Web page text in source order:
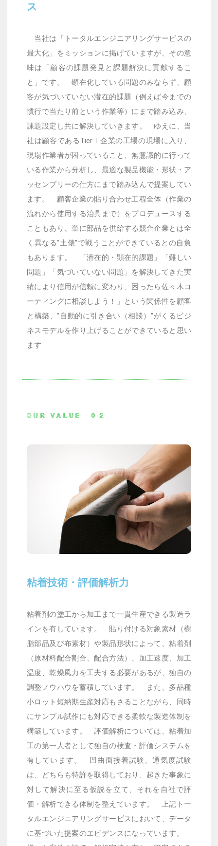
ス
当社は「トータルエンジニアリングサービスの
最大化」をミッションに掲げていますが、その意
味は「顧客の課題発見と課題解決に貢献するこ
と」です。
顕在化している問題のみならず、顧
客が気づいていない潜在的課題（例えば今までの
慣行で当たり前という作業等）にまで踏み込み、
課題設定し共に解決していきます。
ゆえに、当
社は顧客であるTierⅠ 企業の工場の現場に入り、
現場作業者が困っていること、無意識的に行って
いる作業から分析し、最適な製品機能・形状・ア
ッセンブリーの仕方にまで踏み込んで提案してい
ます。
顧客企業の貼り合わせ工程全体（作業の
流れから使用する治具まで）をプロデュースする
こともあり、単に部品を供給する競合企業とは全
く異なる“土俵”で戦うことができているとの自負
もあります。
「潜在的・顕在的課題」「難しい
問題」「気づいていない問題」を解決してきた実
績により信用が信頼に変わり、困ったら佐々木コ
ーティングに相談しよう！」という関係性を顧客
と構築、“自動的に引き合い（相談）”がくるビジ
ネスモデルを作り上げることができていると思い
ます
OUR VALUE ０２
粘着技術・評価解析力
粘着剤の塗工から加工まで一貫生産できる製造ラ
インを有しています。
貼り付ける対象素材（樹
脂部品及び布素材）や製品形状によって、粘着剤
（原材料配合割合、配合方法）、加工速度、加工
温度、乾燥風力を工夫する必要があるが、独自の
調整ノウハウを蓄積しています。
また、多品種
小ロット短納期生産対応もさることながら、同時
にサンプル試作にも対応できる柔軟な製造体制を
構築しています。
評価解析については、粘着加
工の第一人者として独自の検査・評価システムを
有しています。
凹曲面接着試験、通気度試験
は、どちらも特許を取得しており、起きた事象に
対して解決に至る仮説を立て、それを自社で評
価・解析できる体制を整えています。
上記トー
タルエンジニアリングサービスにおいて、データ
に基づいた提案のエビデンスになっています。